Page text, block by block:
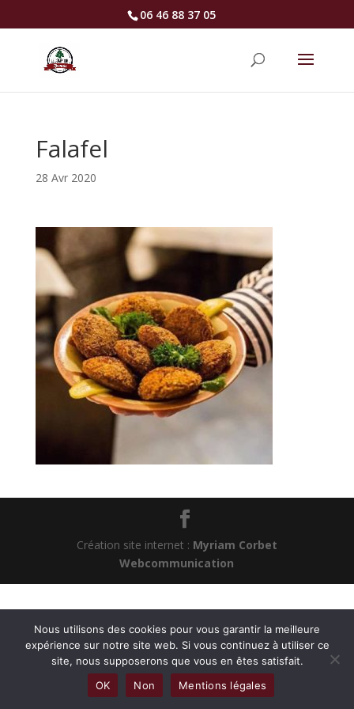
06 46 88 37 05
Falafel
28 Avr 2020
Création site internet : Myriam Corbet
Webcommunication
Nous utilisons des cookies pour vous garantir la meilleure
expérience sur notre site web. Si vous continuez à utiliser ce
site, nous supposerons que vous en êtes satisfait.
OK
Non Mentions légales